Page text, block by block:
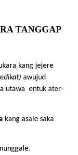
TANGGAP
awujud
utawa  entuk ater-